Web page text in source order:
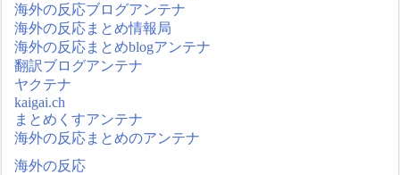
海外の反応ブログアンテナ
海外の反応まとめ情報局
海外の反応まとめblogアンテナ
翻訳ブログアンテナ
ヤクテナ
kaigai.ch
まとめくすアンテナ
海外の反応まとめのアンテナ
海外の反応